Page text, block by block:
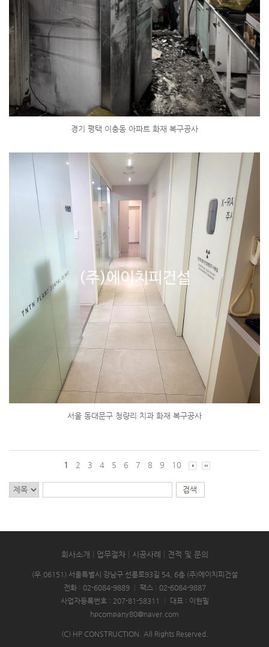
경기 평택 이충동 아파트 화재 복구공사
서울 동대문구 청량리 치과 화재 복구공사
1 2 3 4 5 6 7 8 9 10
회사소개 업무절차 시공사례 견적 및 문의
(우.06151) 서울특별시 강남구 선릉로93길 54, 6층 (주)에이치피건설
전화 : 02-6084-9889
팩스 : 02-6084-9887
사업자등록번호 : 207-81-58311
대표 : 이현필
hpcompany80@naver.com
(C) HP CONSTRUCTION. All Rights Reserved.